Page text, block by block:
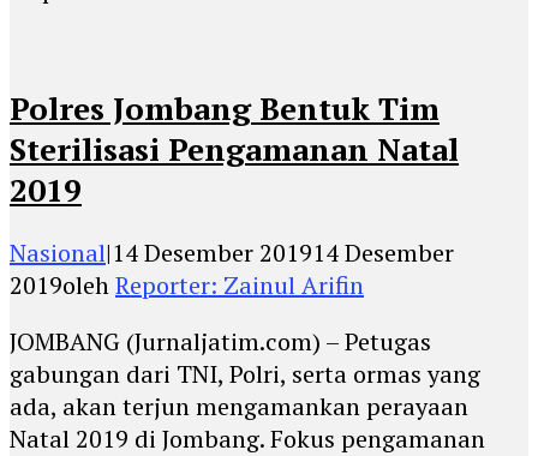
Polres Jombang Bentuk Tim
Sterilisasi Pengamanan Natal
2019
Nasional|14 Desember 201914 Desember
2019olehReporter: Zainul Arifin
JOMBANG (Jurnaljatim.com) – Petugas
gabungan dari TNI, Polri, serta ormas yang
ada, akan terjun mengamankan perayaan
Natal 2019 di Jombang. Fokus pengamanan